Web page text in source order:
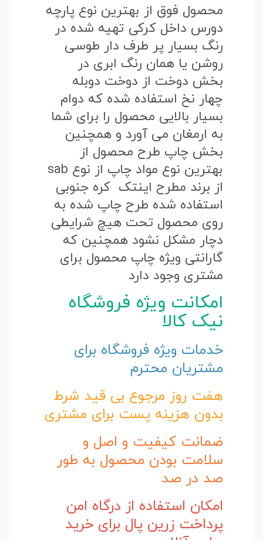
محصول فوق از بهترین نوع پارچه
دورس داخل کرکی تهیه شده در
رنگ بسیار پر طرف دار طوسی
روشن یا همان رنگ ابری در
بخش دوخت از دوخت دوبله
چهار نخ استفاده شده که دوام
بسیار بالایی محصول را برای شما
به ارمغان می آورد و همچنین
بخش چاپ طرح محصول از
بهترین نوع مواد چاپ از نوع sab
از برند مطرح اینتک کره جنوبی
استفاده شده طرح چاپ شده به
روی محصول تحت هیچ شرایطی
دچار مشکل نشود همچنین که
گارانتی ویژه چاپ محصول برای
مشتری وجود دارد
امکانت ویژه فروشگاه
نیک کالا
خدمات ویژه فروشگاه برای
مشتریان محترم
هفت روز مرجوع بی قید شرط
بدون هزینه پست برای مشتری
ضمانت کیفیت و اصل و
سلامت بودن محصول به طور
صد در صد
امکان استفاده از درگاه امن
پرداخت زرین پال برای خرید